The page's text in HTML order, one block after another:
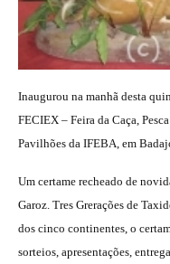
Inaugurou na manhã desta
FECIEX – Feira da Caça,
Pavilhões da IFEBA, em
Um certame recheado de
Garoz. Tres Grerações de
dos cinco continentes, o
sorteios, apresentações,